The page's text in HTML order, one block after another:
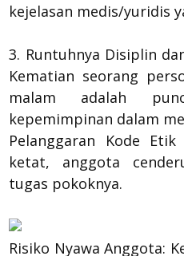
kejelasan medis/yuridis
3. Runtuhnya Disiplin
Kematian seorang
malam adalah
kepemimpinan dalam
Pelanggaran Kode
ketat, anggota
tugas pokoknya.
Risiko Nyawa Anggota: